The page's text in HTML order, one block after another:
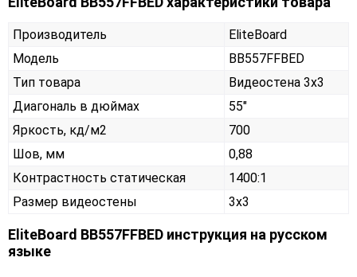
Производитель
EliteBoard
Модель
BB557FFBED
Тип товара
Видеостена 3х3
Диагональ в дюймах
55"
Яркость, кд/м2
700
Шов, мм
0,88
Контрастность статическая
1400:1
Размер видеостены
3x3
EliteBoard BB557FFBED инструкция на русском
языке